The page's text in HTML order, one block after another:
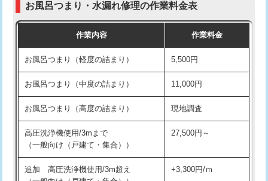
交換・取付（普通便座） 11,000円+材料費
交換・取付（温水洗浄便座） 16,500円+材料費
交換・取付(単水栓（壁付・デッキ
式）)
13,200円+材料費
交換・取付(混合水栓（壁付・デッキ
式・ワンホール）)
16,500円+材料費
交換・取付(排水栓・排水トラップ
（P/S/ポップアップ））
22,000円+材料費
交換・取付（その他部品） 11,000円+材料費
お風呂つまり・水漏れ修理の作業料金表
作業内容 作業料金
お風呂つまり（軽度の詰まり） 5,500円
お風呂つまり（中度の詰まり） 11,000円
お風呂つまり（高度の詰まり） 現地調査
高圧洗浄機使用/3mまで
（一般向け（戸建て・集合））
27,500円～
追加 高圧洗浄機使用/3m超え
+3,300円/ｍ